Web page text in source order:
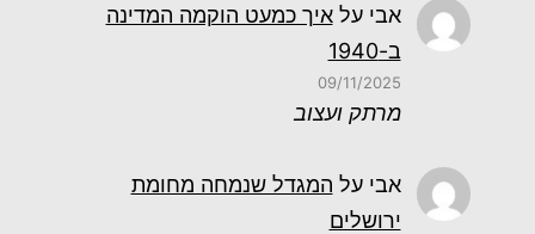
אבי עלאיך כמעט הוקמה המדינה
ב-1940
09/11/2025
מרתק ועצוב
אבי על המגדל שנמחה מחומת
ירושלים